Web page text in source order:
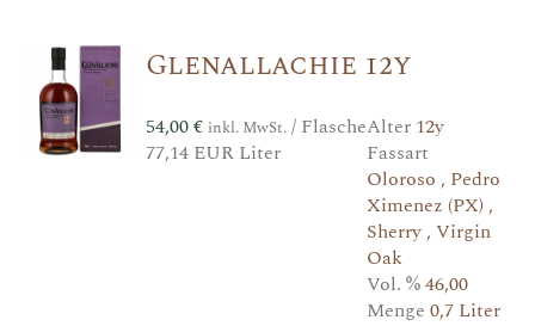
Glenallachie 12y
54,00€ inkl. MwSt./ Flasche
77,14 EUR Liter
Alter 12y
Fassart
Oloroso , Pedro
Ximenez (PX) ,
Sherry , Virgin
Oak
Vol. %46,00
Menge 0,7 Liter